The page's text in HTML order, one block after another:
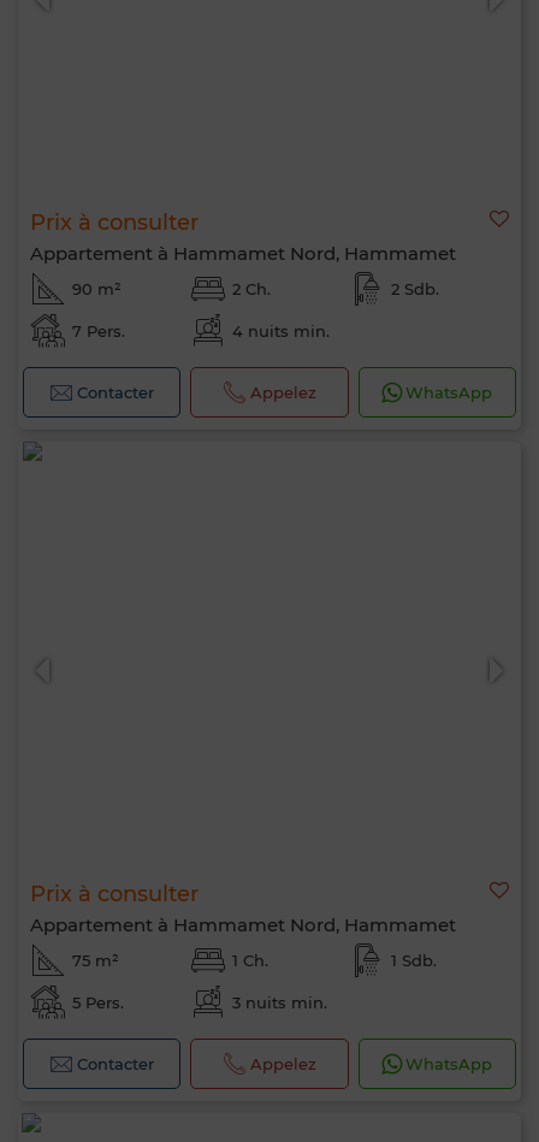
Prix à consulter
Appartement à Hammamet Nord, Hammamet
90 m² 2 Ch. 2 Sdb.
7 Pers. 4 nuits min.
Contacter Appelez WhatsApp
Prix à consulter
Appartement à Hammamet Nord, Hammamet
75 m² 1 Ch. 1 Sdb.
5 Pers. 3 nuits min.
Contacter Appelez WhatsApp